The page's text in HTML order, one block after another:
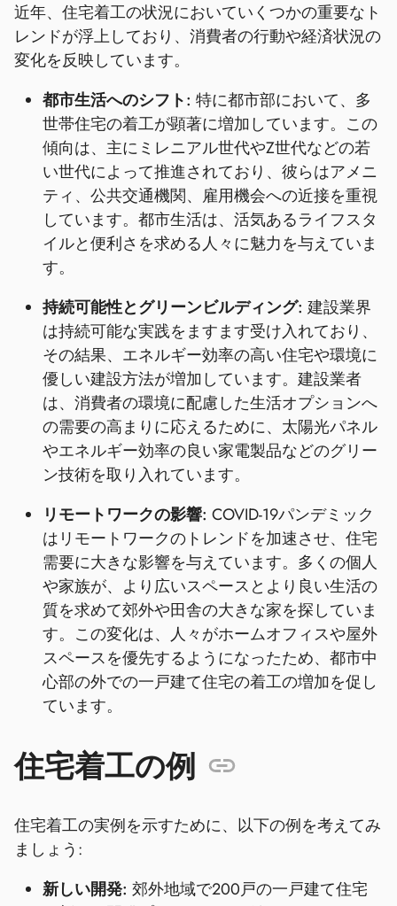
近年、住宅着工の状況においていくつかの重要なト
レンドが浮上しており、消費者の行動や経済状況の
変化を反映しています。
都市生活へのシフト: 特に都市部において、多
世帯住宅の着工が顕著に増加しています。この
傾向は、主にミレニアル世代やZ世代などの若
い世代によって推進されており、彼らはアメニ
ティ、公共交通機関、雇用機会への近接を重視
しています。都市生活は、活気あるライフスタ
イルと便利さを求める人々に魅力を与えていま
す。
持続可能性とグリーンビルディング: 建設業界
は持続可能な実践をますます受け入れており、
その結果、エネルギー効率の高い住宅や環境に
優しい建設方法が増加しています。建設業者
は、消費者の環境に配慮した生活オプションへ
の需要の高まりに応えるために、太陽光パネル
やエネルギー効率の良い家電製品などのグリー
ン技術を取り入れています。
リモートワークの影響: COVID-19パンデミック
はリモートワークのトレンドを加速させ、住宅
需要に大きな影響を与えています。多くの個人
や家族が、より広いスペースとより良い生活の
質を求めて郊外や田舎の大きな家を探していま
す。この変化は、人々がホームオフィスや屋外
スペースを優先するようになったため、都市中
心部の外での一戸建て住宅の着工の増加を促し
ています。
住宅着工の例
住宅着工の実例を示すために、以下の例を考えてみ
ましょう:
新しい開発: 郊外地域で200戸の一戸建て住宅